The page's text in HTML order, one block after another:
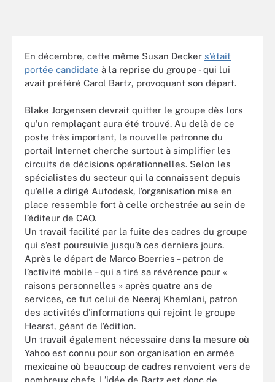
En décembre, cette même Susan Decker s’était
portée candidate à la reprise du groupe - qui lui
avait préféré Carol Bartz, provoquant son départ.
Blake Jorgensen devrait quitter le groupe dès lors
qu’un remplaçant aura été trouvé. Au delà de ce
poste très important, la nouvelle patronne du
portail Internet cherche surtout à simplifier les
circuits de décisions opérationnelles. Selon les
spécialistes du secteur qui la connaissent depuis
qu’elle a dirigé Autodesk, l’organisation mise en
place ressemble fort à celle orchestrée au sein de
l’éditeur de CAO.
Un travail facilité par la fuite des cadres du groupe
qui s’est poursuivie jusqu’à ces derniers jours.
Après le départ de Marco Boerries – patron de
l’activité mobile – qui a tiré sa révérence pour «
raisons personnelles » après quatre ans de
services, ce fut celui de Neeraj Khemlani, patron
des activités d’informations qui rejoint le groupe
Hearst, géant de l’édition.
Un travail également nécessaire dans la mesure où
Yahoo est connu pour son organisation en armée
mexicaine où beaucoup de cadres renvoient vers de
nombreux chefs. L’idée de Bartz est donc de